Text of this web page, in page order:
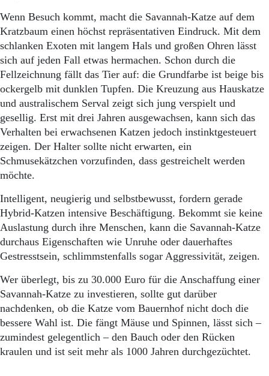
Wenn Besuch kommt, macht die Savannah-Katze auf dem
Kratzbaum einen höchst repräsentativen Eindruck. Mit dem
schlanken Exoten mit langem Hals und großen Ohren lässt
sich auf jeden Fall etwas hermachen. Schon durch die
Fellzeichnung fällt das Tier auf: die Grundfarbe ist beige bis
ockergelb mit dunklen Tupfen. Die Kreuzung aus Hauskatze
und australischem Serval zeigt sich jung verspielt und
gesellig. Erst mit drei Jahren ausgewachsen, kann sich das
Verhalten bei erwachsenen Katzen jedoch instinktgesteuert
zeigen. Der Halter sollte nicht erwarten, ein
Schmusekätzchen vorzufinden, dass gestreichelt werden
möchte.
Intelligent, neugierig und selbstbewusst, fordern gerade
Hybrid-Katzen intensive Beschäftigung. Bekommt sie keine
Auslastung durch ihre Menschen, kann die Savannah-Katze
durchaus Eigenschaften wie Unruhe oder dauerhaftes
Gestresstsein, schlimmstenfalls sogar Aggressivität, zeigen.
Wer überlegt, bis zu 30.000 Euro für die Anschaffung einer
Savannah-Katze zu investieren, sollte gut darüber
nachdenken, ob die Katze vom Bauernhof nicht doch die
bessere Wahl ist. Die fängt Mäuse und Spinnen, lässt sich –
zumindest gelegentlich – den Bauch oder den Rücken
kraulen und ist seit mehr als 1000 Jahren durchgezüchtet.